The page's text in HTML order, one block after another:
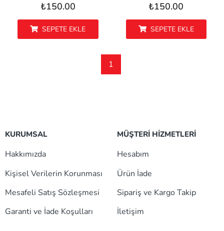
BESLEME KARTI
₺150.00
SEPETE EKLE
FPF42C128128UE52
₺150.00
SEPETE EKLE
1
KURUMSAL
Hakkımızda
Kişisel Verilerin Korunması
Mesafeli Satış Sözleşmesi
Garanti ve İade Koşulları
MÜŞTERİ HİZMETLERİ
Hesabım
Ürün İade
Sipariş ve Kargo Takip
İletişim